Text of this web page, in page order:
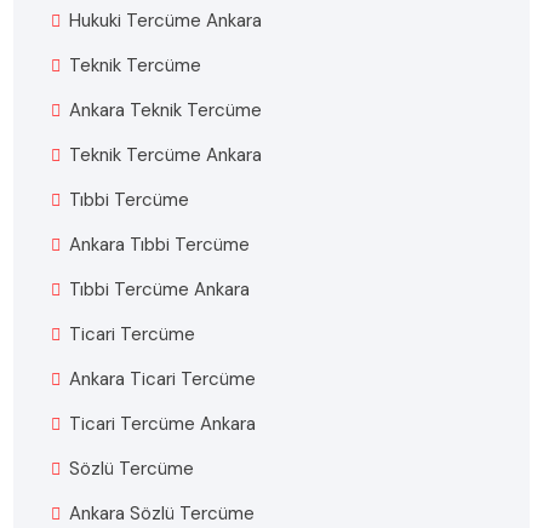
Hukuki Tercüme Ankara
Teknik Tercüme
Ankara Teknik Tercüme
Teknik Tercüme Ankara
Tıbbi Tercüme
Ankara Tıbbi Tercüme
Tıbbi Tercüme Ankara
Ticari Tercüme
Ankara Ticari Tercüme
Ticari Tercüme Ankara
Sözlü Tercüme
Ankara Sözlü Tercüme